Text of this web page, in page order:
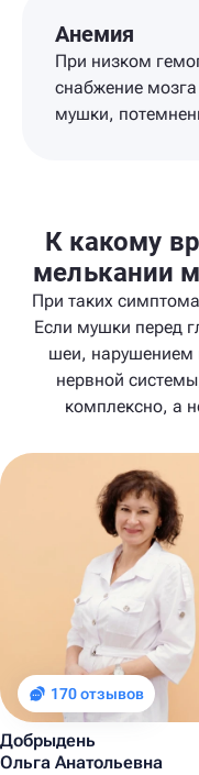
Анемия
При низком
снабжение
мушки,
К какому
мелькании
При таких
Если мушки перед
шеи, нарушением
нервной
комплексно, а
170 отзывов
Добрыдень
Ольга Анатольевна